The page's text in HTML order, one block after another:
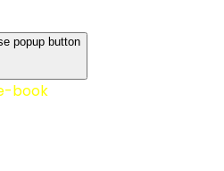
book